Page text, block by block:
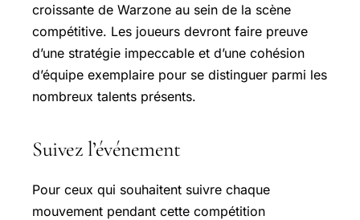
croissante de Warzone au sein de la scène
compétitive. Les joueurs devront faire preuve
d’une stratégie impeccable et d’une cohésion
d’équipe exemplaire pour se distinguer parmi les
nombreux talents présents.
Suivez l’événement
Pour ceux qui souhaitent suivre chaque
mouvement pendant cette compétition